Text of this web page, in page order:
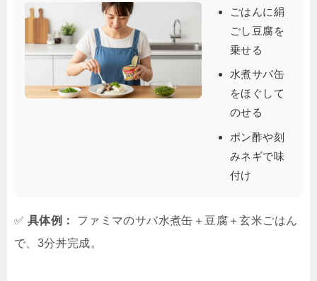
ごはんに絹
ごし豆腐を
乗せる
水煮サバ缶
をほぐして
のせる
ポン酢や刻
みネギで味
付け
✅ 具体例：
ファミマのサバ水煮缶＋豆腐＋玄米ごはん
で、3分丼完成。